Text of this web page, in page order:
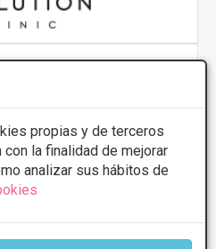
propias y de terceros
la finalidad de mejorar
analizar sus hábitos de
& FINANCIACIÓN A
50€/sesión